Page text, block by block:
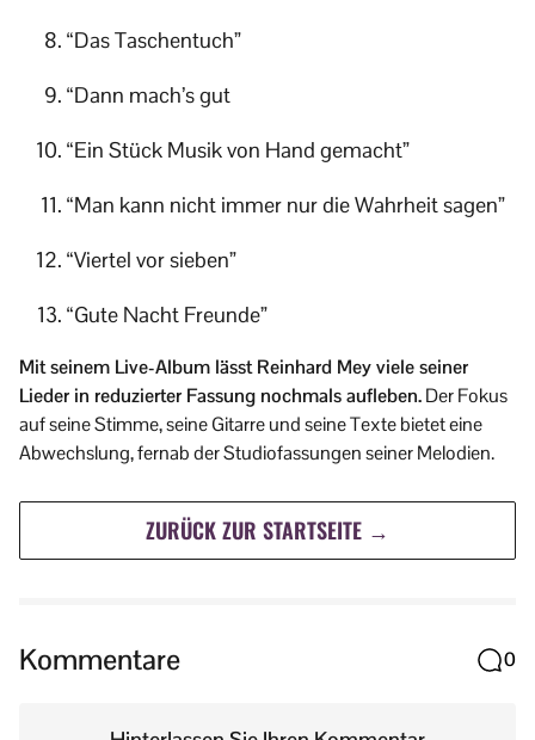
“Das Taschentuch”
“Dann mach’s gut
“Ein Stück Musik von Hand gemacht”
“Man kann nicht immer nur die Wahrheit sagen”
“Viertel vor sieben”
“Gute Nacht Freunde”
Mit seinem Live-Album lässt Reinhard Mey viele seiner
Lieder in reduzierter Fassung nochmals aufleben.Der Fokus
auf seine Stimme, seine Gitarre und seine Texte bietet eine
Abwechslung, fernab der Studiofassungen seiner Melodien.
ZURÜCK ZUR STARTSEITE →
Kommentare 0